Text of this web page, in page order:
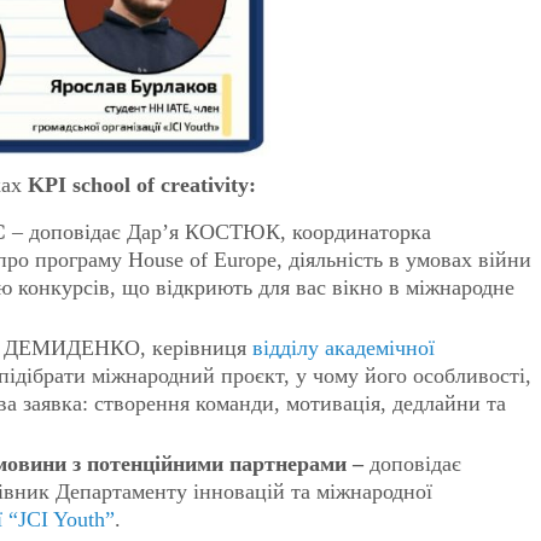
KPI school of creativity:
– доповідає Дар’я КОСТЮК, координаторка
програму House of Europe, діяльність в умовах війни
конкурсів, що відкриють для вас вікно в міжнародне
ДЕМИДЕНКО, керівницявідділу академічної
міжнародний проєкт, у чому його особливості,
заявка: створення команди, мотивація, дедлайни та
з потенційними партнерами – доповідає
Департаменту інновацій та міжнародної
“JCI Youth”.